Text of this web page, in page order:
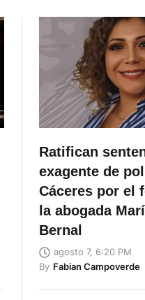
Ratifican
exagente de
Cáceres por el
la abogada
Bernal
agosto 7, 6:20 PM
By Fabian Campoverde